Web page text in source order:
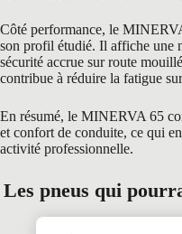
Côté performance, le
son profil étudié. Il affiche une
sécurité accrue sur route
contribue à réduire la fatigue
En résumé, le MINERVA 65
et confort de conduite, ce qui
activité professionnelle.
Les pneus qui